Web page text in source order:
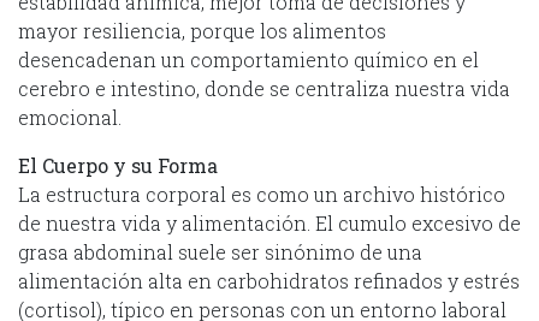
mayor resiliencia, porque los alimentos
desencadenan un comportamiento químico en el
cerebro e intestino, donde se centraliza nuestra vida
emocional.
El Cuerpo y su Forma
La estructura corporal es como un archivo histórico
de nuestra vida y alimentación. El cumulo excesivo de
grasa abdominal suele ser sinónimo de una
alimentación alta en carbohidratos refinados y estrés
(cortisol), típico en personas con un entorno laboral